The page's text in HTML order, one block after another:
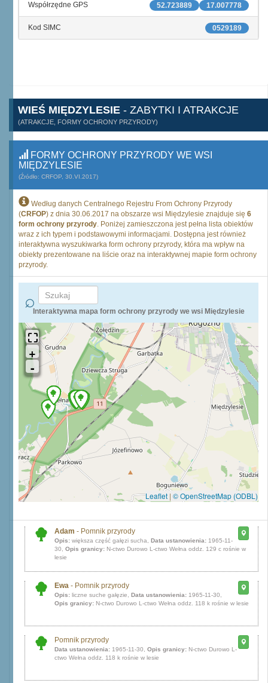
17.007778
52.723889
Współrzędne GPS
0529189
Kod SIMC
WIEŚ MIĘDZYLESIE - ZABYTKI I ATRAKCJE
(ATRAKCJE, FORMY OCHRONY PRZYRODY)
FORMY OCHRONY PRZYRODY WE WSI
MIĘDZYLESIE
(Źródło: CRFOP, 30.VI.2017)
Według danych Centralnego Rejestru From Ochrony Przyrody
(CRFOP) z dnia 30.06.2017 na obszarze wsi Międzylesie znajduje się 6
form ochrony przyrody. Poniżej zamieszczona jest pełna lista obiektów
wraz z ich typem i podstawowymi informacjami. Dostępna jest również
interaktywna wyszukiwarka form ochrony przyrody, która ma wpływ na
obiekty prezentowane na liście oraz na interaktywnej mapie form ochrony
przyrody.
Interaktywna mapa form ochrony przyrody we wsi Międzylesie
Leaflet | © OpenStreetMap (ODBL)
Adam - Pomnik przyrody
Opis: większa część gałęzi sucha, Data ustanowienia: 1965-11-
30, Opis granicy: N-ctwo Durowo L-ctwo Wełna oddz. 129 c rośnie w
lesie
Ewa - Pomnik przyrody
Opis: liczne suche gałęzie, Data ustanowienia: 1965-11-30,
Opis granicy: N-ctwo Durowo L-ctwo Wełna oddz. 118 k rośnie w lesie
Pomnik przyrody
Data ustanowienia: 1965-11-30, Opis granicy: N-ctwo Durowo L-
ctwo Wełna oddz. 118 k rośnie w lesie